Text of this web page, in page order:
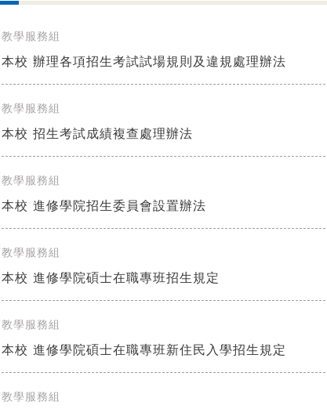
教學服務組
本校 辦理各項招生考試試場規則及違規處理辦法
教學服務組
本校 招生考試成績複查處理辦法
教學服務組
本校 進修學院招生委員會設置辦法
教學服務組
本校 進修學院碩士在職專班招生規定
教學服務組
本校 進修學院碩士在職專班新住民入學招生規定
教學服務組